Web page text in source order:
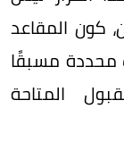
كون المقاعد
محددة مسبقًا
المتاحة